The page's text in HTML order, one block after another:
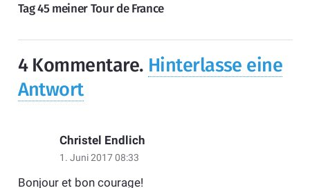
Tag 45 meiner Tour de France
4 Kommentare. Hinterlasse eine
Antwort
Christel Endlich
1. Juni 2017 08:33
Bonjour et bon courage!